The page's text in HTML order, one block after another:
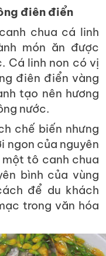
điên điển
chua cá linh
món ăn được
Cá linh non có vị
điên điển vàng
tạo nên hương
nước.
chế biến nhưng
ngon của nguyên
tô canh chua
bình của vùng
để du khách
trong văn hóa